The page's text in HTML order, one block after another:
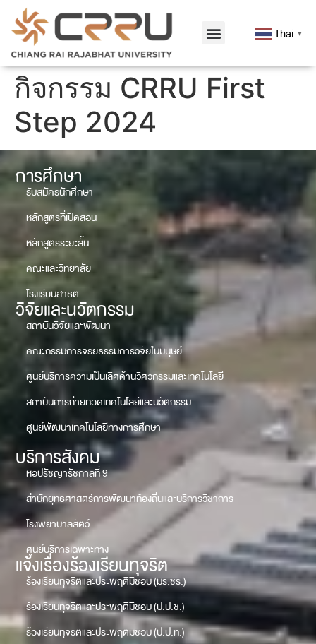
Thai ▼
กิจกรรม CRRU First
Step 2024
การศึกษา
รับสมัครนักศึกษา
หลักสูตรที่เปิดสอน
หลักสูตรระยะสั้น
คณะและวิทยาลัย
โรงเรียนสาธิต
วิจัยและนวัตกรรม
สถาบันวิจัยและพัฒนา
คณะกรรมการจริยธรรมการวิจัยในมนุษย์
ศูนย์บริการความเป็นเลิศด้านวิศวกรรมและเทคโนโลยี
สถาบันการถ่ายทอดเทคโนโลยีและนวัตกรรม
ศูนย์พัฒนาเทคโนโลยีทางการศึกษา
บริการสังคม
หอปรัชญารัชกาลที่ 9
สำนักยุทธศาสตร์การพัฒนาท้องถิ่นและบริการวิชาการ
โรงพยาบาลสัตว์
ศูนย์บริการเฉพาะทาง
แจ้งเรื่องร้องเรียนทุจริต
ร้องเรียนทุจริตและประพฤติมิชอบ (มร.ชร.)
ร้องเรียนทุจริตและประพฤติมิชอบ (ป.ป.ช.)
ร้องเรียนทุจริตและประพฤติมิชอบ (ป.ป.ท.)